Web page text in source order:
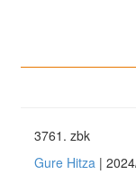
3761 . zbk
Gure Hitza |